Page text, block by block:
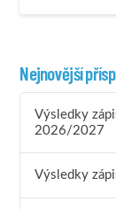
Nejnovější
Výsledky
2026/2027
Výsledky